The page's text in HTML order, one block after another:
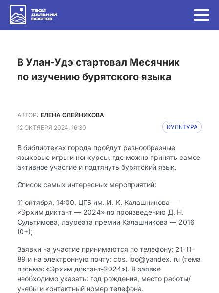
в Улан-Удэ стартовал Месячник
по изучению бурятского языка
АВТОР: ЕЛЕНА ОЛЕЙНИКОВА
12 ОКТЯБРЯ 2024, 16:30
КУЛЬТУРА
В библиотеках города пройдут разнообразные
языковые игры и конкурсы, где можно принять самое
активное участие и подтянуть бурятский язык.
Список самых интересных мероприятий:
11 октября, 14:00, ЦГБ им. И. К. Калашникова —
«Эрхим диктант — 2024» по произведению Д. Н.
Сультимова, лауреата премии Калашникова — 2016
(0+);
Заявки на участие принимаются по телефону: 21-11-
89 и на электронную почту: cbs. ibo@yandex. ru (тема
письма: «Эрхим диктант-2024»). В заявке
необходимо указать: год рождения, место работы/
учебы и контактный номер телефона.